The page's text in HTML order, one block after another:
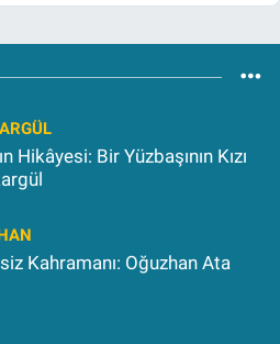
Hikâyesi: Bir Yüzbaşının Kızı
Kahramanı: Oğuzhan Ata